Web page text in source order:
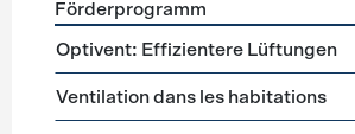
Förderprogramme Lüftung
Förderprogramm
Optivent: Effizientere Lüftungen
Ventilation dans les habitations